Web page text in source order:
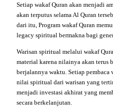
Setiap wakaf Quran akan menjadi
akan terputus selama Al Quran
dari itu, Program wakaf Quran
legacy spiritual bermakna bagi
Warisan spiritual melalui wakaf
material karena nilainya akan terus
berjalannya waktu. Setiap pembaca
nilai spiritual dari warisan yang
menjadi investasi akhirat yang
secara berkelanjutan.